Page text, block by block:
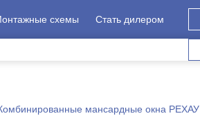
схемы Стать дилером
мансардные окна РЕХАУ